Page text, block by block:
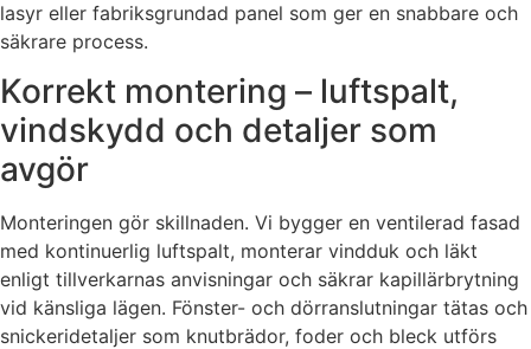
lasyr eller fabriksgrundad panel som ger en snabbare och
säkrare process.
Korrekt montering – luftspalt,
vindskydd och detaljer som
avgör
Monteringen gör skillnaden. Vi bygger en ventilerad fasad
med kontinuerlig luftspalt, monterar vindduk och läkt
enligt tillverkarnas anvisningar och säkrar kapillärbrytning
vid känsliga lägen. Fönster- och dörranslutningar tätas och
snickeridetaljer som knutbrädor, foder och bleck utförs